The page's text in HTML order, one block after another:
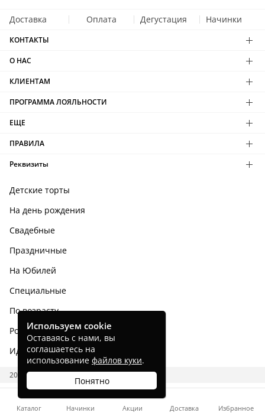
Доставка Оплата Дегустация Начинки
КОНТАКТЫ
О НАС
КЛИЕНТАМ
ПРОГРАММА ЛОЯЛЬНОСТИ
ЕЩЕ
ПРАВИЛА
Реквизиты
Детские торты
На день рождения
Свадебные
Праздничные
На Юбилей
Специальные
По возрасту
Родным и близким
Идеи тортов
2026 CAKES.RU
Каталог Начинки Акции Доставка Избранное
Используем cookie
Оставаясь с нами, вы
соглашаетесь на
использование файлов куки.
Понятно